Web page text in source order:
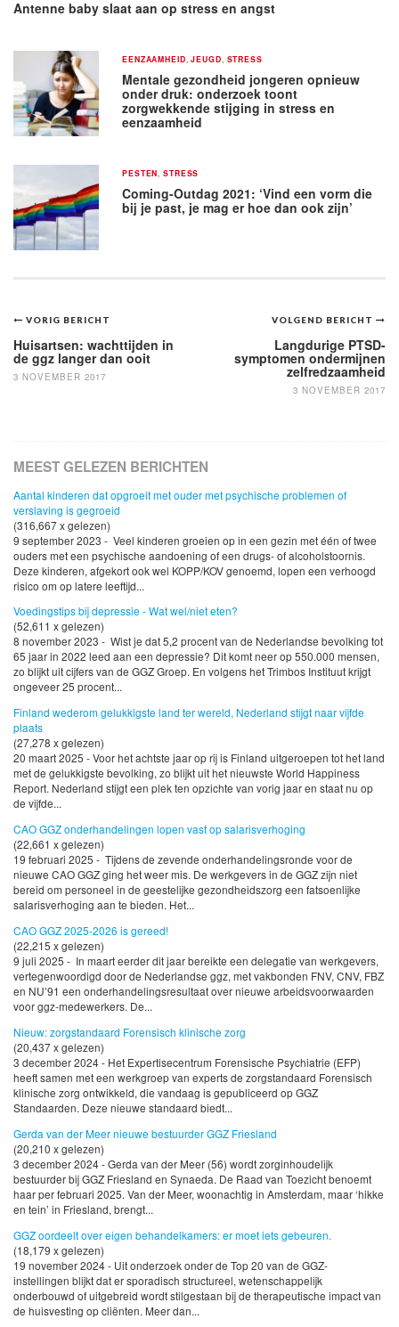
Antenne baby slaat aan op stress en angst
EENZAAMHEID ,JEUGD STRESS
Mentale gezondheid jongeren opnieuw
onder druk: onderzoek toont
zorgwekkende stijging in stress en
eenzaamheid
PESTEN ,STRESS
Coming-Outdag 2021: ‘Vind een vorm die
bij je past, je mag er hoe dan ook zijn’
Bericht
navigatie
VOLGEND BERICHT
Langdurige PTSD-
symptomen ondermijnen
zelfredzaamheid
3 NOVEMBER 2017
VORIG BERICHT
Huisartsen: wachttijden in
de ggz langer dan ooit
3 NOVEMBER 2017
MEEST GELEZEN BERICHTEN
Aantal kinderen dat opgroeit met ouder met psychische problemen of
verslaving is gegroeid
(316,667 x gelezen)
9 september 2023 - Veel kinderen groeien op in een gezin met één of twee
ouders met een psychische aandoening of een drugs- of alcoholstoornis.
Deze kinderen, afgekort ook wel KOPP/KOV genoemd, lopen een verhoogd
risico om op latere leeftijd...
Voedingstips bij depressie - Wat wel/niet eten?
(52,611 x gelezen)
8 november 2023 - Wist je dat 5,2 procent van de Nederlandse bevolking tot
65 jaar in 2022 leed aan een depressie? Dit komt neer op 550.000 mensen,
zo blijkt uit cijfers van de GGZ Groep. En volgens het Trimbos Instituut krijgt
ongeveer 25 procent...
Finland wederom gelukkigste land ter wereld, Nederland stijgt naar vijfde
plaats
(27,278 x gelezen)
20 maart 2025 - Voor het achtste jaar op rij is Finland uitgeroepen tot het land
met de gelukkigste bevolking, zo blijkt uit het nieuwste World Happiness
Report. Nederland stijgt een plek ten opzichte van vorig jaar en staat nu op
de vijfde...
CAO GGZ onderhandelingen lopen vast op salarisverhoging
(22,661 x gelezen)
19 februari 2025 - Tijdens de zevende onderhandelingsronde voor de
nieuwe CAO GGZ ging het weer mis. De werkgevers in de GGZ zijn niet
bereid om personeel in de geestelijke gezondheidszorg een fatsoenlijke
salarisverhoging aan te bieden. Het...
CAO GGZ 2025-2026 is gereed!
(22,215 x gelezen)
9 juli 2025 - In maart eerder dit jaar bereikte een delegatie van werkgevers,
vertegenwoordigd door de Nederlandse ggz, met vakbonden FNV, CNV, FBZ
en NU’91 een onderhandelingsresultaat over nieuwe arbeidsvoorwaarden
voor ggz-medewerkers. De...
Nieuw: zorgstandaard Forensisch klinische zorg
(20,437 x gelezen)
3 december 2024 - Het Expertisecentrum Forensische Psychiatrie (EFP)
heeft samen met een werkgroep van experts de zorgstandaard Forensisch
klinische zorg ontwikkeld, die vandaag is gepubliceerd op GGZ
Standaarden. Deze nieuwe standaard biedt...
Gerda van der Meer nieuwe bestuurder GGZ Friesland
(20,210 x gelezen)
3 december 2024 - Gerda van der Meer (56) wordt zorginhoudelijk
bestuurder bij GGZ Friesland en Synaeda. De Raad van Toezicht benoemt
haar per februari 2025. Van der Meer, woonachtig in Amsterdam, maar ‘hikke
en tein’ in Friesland, brengt...
GGZ oordeelt over eigen behandelkamers: er moet iets gebeuren.
(18,179 x gelezen)
19 november 2024 - Uit onderzoek onder de Top 20 van de GGZ-
instellingen blijkt dat er sporadisch structureel, wetenschappelijk
onderbouwd of uitgebreid wordt stilgestaan bij de therapeutische impact van
de huisvesting op cliënten. Meer dan...